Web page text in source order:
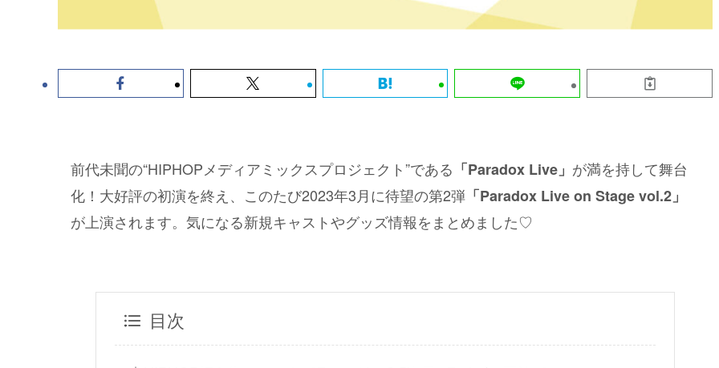
前代未聞の“HIPHOPメディアミックスプロジェクト”である 「Paradox Live」 が満を持して舞台
化！大好評の初演を終え、このたび2023年3月に待望の第2弾 「Paradox Live on Stage vol.2」
が上演されます。気になる新規キャストやグッズ情報をまとめました♡
目次